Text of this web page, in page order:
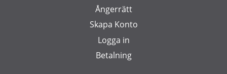
Ångerrätt
Skapa Konto
Logga in
Betalning